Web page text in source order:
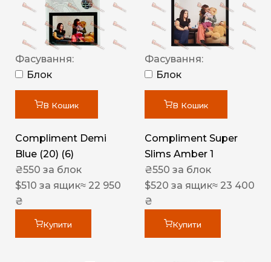
Фасування:
Блок
В Кошик
Compliment Demi
Blue (20) (6)
₴550 за блок
$510 за ящик≈ 22 950
₴
Купити
Фасування:
Блок
В Кошик
Compliment Super
Slims Amber 1
₴550 за блок
$520 за ящик≈ 23 400
₴
Купити